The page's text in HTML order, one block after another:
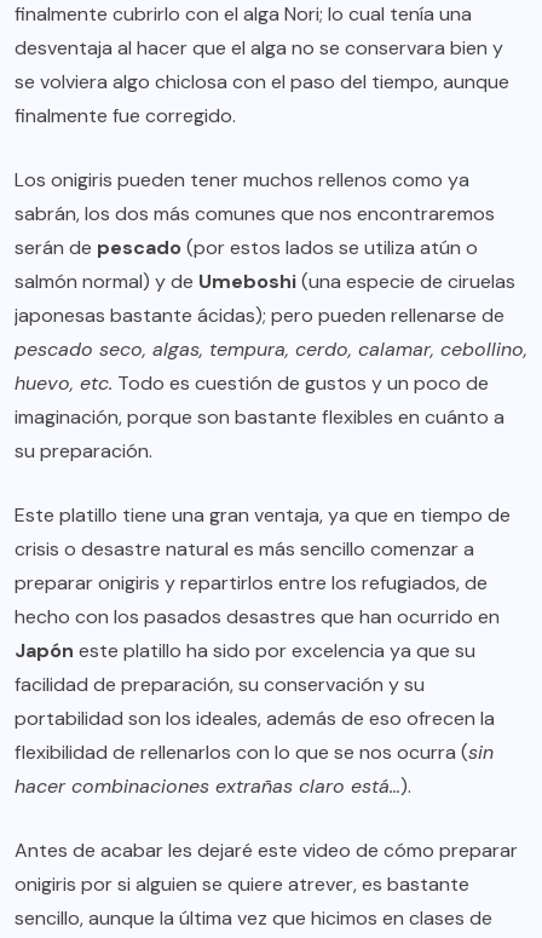
finalmente cubrirlo con el alga Nori; lo cual tenía una
desventaja al hacer que el alga no se conservara bien y
se volviera algo chiclosa con el paso del tiempo, aunque
finalmente fue corregido.
Los onigiris pueden tener muchos rellenos como ya
sabrán, los dos más comunes que nos encontraremos
serán de pescado(por estos lados se utiliza atún o
salmón normal) y de Umeboshi(una especie de ciruelas
japonesas bastante ácidas); pero pueden rellenarse de
pescado seco, algas, tempura, cerdo, calamar, cebollino,
huevo, etc. Todo es cuestión de gustos y un poco de
imaginación, porque son bastante flexibles en cuánto a
su preparación.
Este platillo tiene una gran ventaja, ya que en tiempo de
crisis o desastre natural es más sencillo comenzar a
preparar onigiris y repartirlos entre los refugiados, de
hecho con los pasados desastres que han ocurrido en
Japón este platillo ha sido por excelencia ya que su
facilidad de preparación, su conservación y su
portabilidad son los ideales, además de eso ofrecen la
flexibilidad de rellenarlos con lo que se nos ocurra (sin
hacer combinaciones extrañas claro está…).
Antes de acabar les dejaré este video de cómo preparar
onigiris por si alguien se quiere atrever, es bastante
sencillo, aunque la última vez que hicimos en clases de